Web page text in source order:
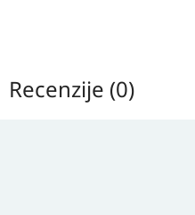
Recenzije (0)